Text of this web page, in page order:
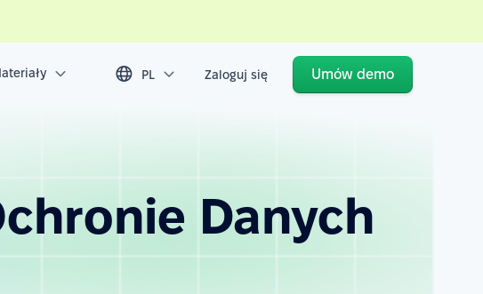
PL Zaloguj się Umów demo
Danych